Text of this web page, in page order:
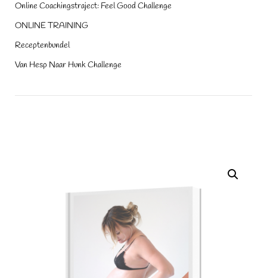
Online Coachingstraject: Feel Good Challenge
ONLINE TRAINING
Receptenbundel
Van Hesp Naar Hunk Challenge